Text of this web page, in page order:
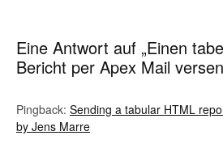
Eine Antwort auf „Einen
Bericht per Apex Mail
Pingback: Sending a tabular HTML
by Jens Marre